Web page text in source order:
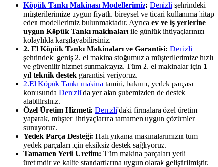
Köpük Tankı Makinası Modellerimiz: Denizli şehrindeki
müşterilerimize uygun fiyatlı, bireysel ve ticari kullanıma hitap
eden modellerimiz bulunmaktadır. Ayrıca ev ve iş yerlerine
uygun Köpük Tankı makinaları ile günlük ihtiyaçlarınızı
kolaylıkla karşılayabilirsiniz.
2. El Köpük Tankı Makinaları ve Garantisi: Denizli
şehrindeki geniş 2. el makina stoğumuzla müşterilerimize hızlı
ve güvenilir hizmet sunmaktayız. Tüm 2. el makinalar için 1
yıl teknik destek garantisi veriyoruz.
2.El Köpük Tankı makina tamiri, bakımı, yedek parçası
konusunda Denizli'da yer alan şubemizden de destek
alabilirsiniz.
Özel Üretim Hizmeti: Denizli'daki firmalara özel üretim
yaparak, müşteri ihtiyaçlarına tamamen uygun çözümler
sunuyoruz.
Yedek Parça Desteği: Halı yıkama makinalarımızın tüm
yedek parçaları için eksiksiz destek sağlıyoruz.
Tamamen Yerli Üretim: Tüm makina parçaları yerli
üretimdir ve kalite standartlarına uygun olarak geliştirilmiştir.